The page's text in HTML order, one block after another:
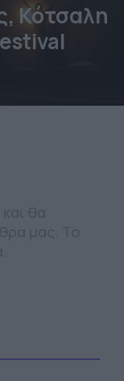
Κότσαλη